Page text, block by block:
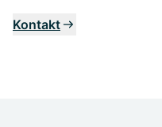
Kontakt